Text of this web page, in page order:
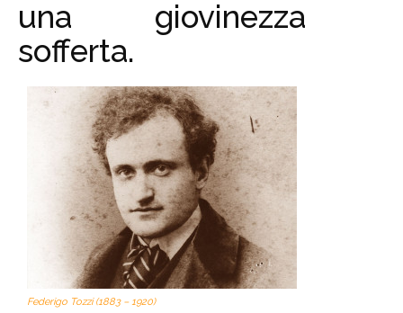
una giovinezza
sofferta.
Federigo Tozzi (1883 – 1920)